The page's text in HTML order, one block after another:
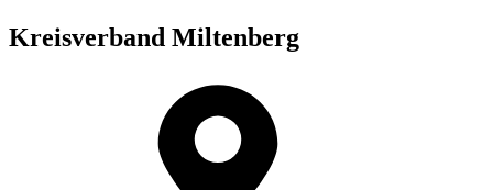
Kreisverband Miltenberg